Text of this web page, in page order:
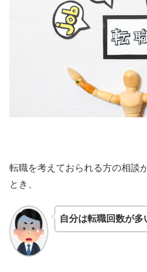
転職を考えておられる方の相談
とき、
自分は転職回数が多